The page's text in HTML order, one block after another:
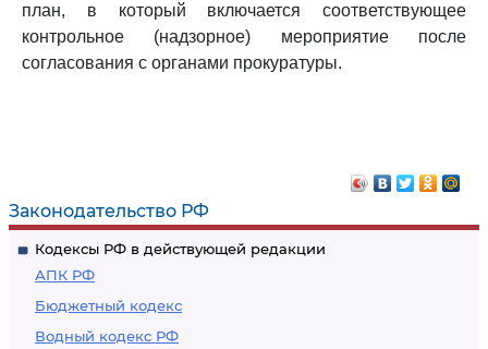
Законодательство РФ
Кодексы РФ в действующей редакции
АПК РФ
Бюджетный кодекс
Водный кодекс РФ
план, в который включается соответствующее
контрольное (надзорное) мероприятие после
согласования с органами прокуратуры.